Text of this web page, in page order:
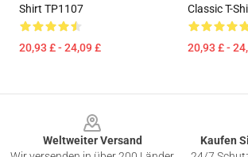
Shirt TP1107
20,93 £ - 24,09 £
Classic T-
20,93 £ -
Weltweiter Versand
Kaufen